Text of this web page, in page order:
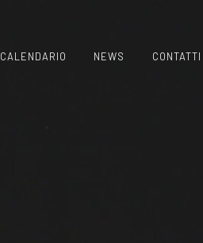
CALENDARIO NEWS CONTATTI